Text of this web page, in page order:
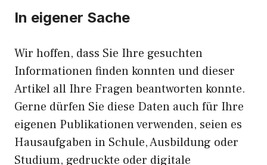
In eigener Sache
Wir hoffen, dass Sie Ihre gesuchten
Informationen finden konnten und dieser
Artikel all Ihre Fragen beantworten konnte.
Gerne dürfen Sie diese Daten auch für Ihre
eigenen Publikationen verwenden, seien es
Hausaufgaben in Schule, Ausbildung oder
Studium, gedruckte oder digitale